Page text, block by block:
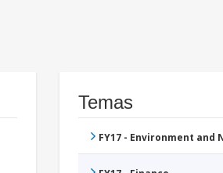
Temas
FY17 - Environment